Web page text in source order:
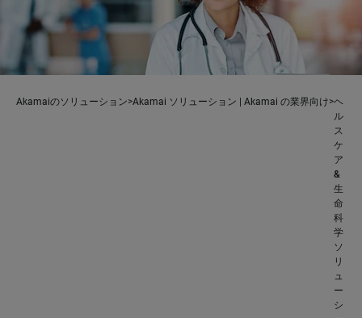
Akamaiのソリューション Akamai ソリューション | Akamai の業界向け ヘ
ル
ス
ケ
ア
&
生
命
科
学
ソ
リ
ュ
ー
シ